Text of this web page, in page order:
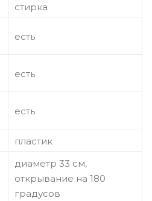
стирка
есть
есть
есть
пластик
диаметр 33 см,
открывание на 180
градусов